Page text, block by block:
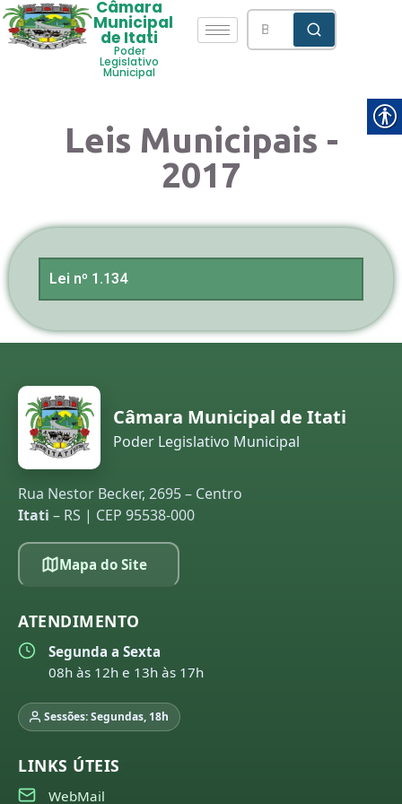
Câmara
Municipal
de Itati
Poder
Legislativo
Municipal
Leis Municipais -
2017
Lei nº 1.134
Câmara Municipal de Itati
Poder Legislativo Municipal
Rua Nestor Becker, 2695 – Centro
Itati – RS | CEP 95538-000
Mapa do Site
ATENDIMENTO
Segunda a Sexta
08h às 12h e 13h às 17h
Sessões: Segundas, 18h
LINKS ÚTEIS
WebMail